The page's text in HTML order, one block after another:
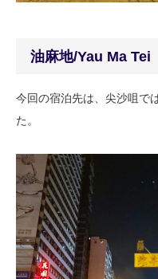
油麻地/Yau Ma Tei
今回の宿泊先は、尖沙咀で
た。